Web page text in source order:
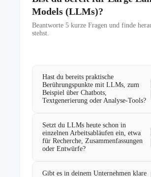
Models (LLMs)?
Beantworte 5 kurze Fragen und finde
stehst.
Hast du bereits praktische
Berührungspunkte mit LLMs, zum
Beispiel über Chatbots,
Textgenerierung oder Analyse-Tools?
Setzt du LLMs heute schon in
einzelnen Arbeitsabläufen ein, etwa
für Recherche, Zusammenfassungen
oder Entwürfe?
Gibt es in deinem Unternehmen klare